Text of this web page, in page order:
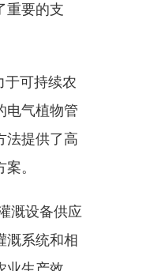
重要的支
于可持续农
电气植物管
法提供了高
。
溉设备供应
溉系统和相